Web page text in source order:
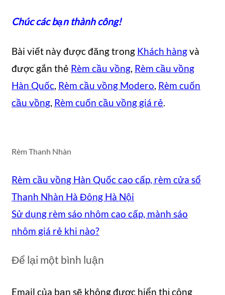
Chúc các bạn thành công!
Bài viết này được đăng trong Khách hàngvà
được gắn thẻ Rèm cầu vồng, Rèm cầu vồng
Hàn Quốc, Rèm cầu vồng Modero, Rèm cuốn
cầu vồng, Rèm cuốn cầu vồng giá rẻ.
Rèm Thanh Nhàn
Rèm cầu vồng Hàn Quốc cao cấp, rèm cửa sổ
Thanh Nhàn Hà Đông Hà Nội
Sử dụng rèm sáo nhôm cao cấp, mành sáo
nhôm giá rẻ khi nào?
Để lại một bình luận
Email của bạn sẽ không được hiển thị công